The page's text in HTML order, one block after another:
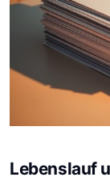
Lebenslauf